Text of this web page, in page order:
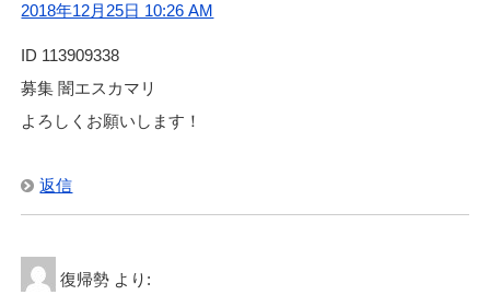
2018年12月25日 10:26 AM
ID 113909338
募集 闇エスカマリ
よろしくお願いします！
返信
復帰勢 より: